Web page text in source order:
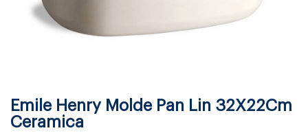
Emile Henry Molde Pan Lin 32X22Cm
Ceramica